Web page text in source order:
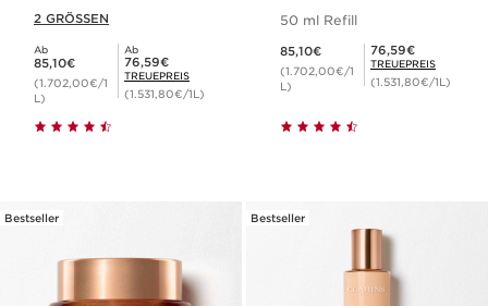
2 GRÖSSEN
Ab
Aktueller Preis 85,10€
85,10€
(1.702,00€/1
L)
Ab
Mitgliederpreis 76,59€
76,59€
TREUEPREIS
(1.531,80€/1L)
50 ml Refill
85,10€
(1.702,00€/1
L)
Mitgliederpreis 76,59€
76,59€
TREUEPREIS
(1.531,80€/1L)
Bestseller Bestseller